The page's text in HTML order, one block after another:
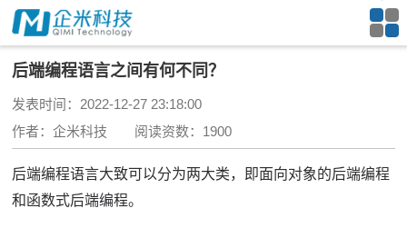
后端编程语言之间有何不同？
发表时间：2022-12-27 23:18:00
作者：企米科技 阅读资数：1900
后端编程语言大致可以分为两大类，即面向对象的后端编程
和函数式后端编程。